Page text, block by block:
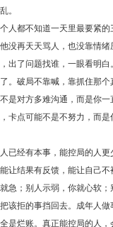
。
都不知道一天里最要紧
没再天天骂人，也没靠情
出了问题找谁，一眼看明
。破局不靠喊，靠抓住那
对方多难沟通，而是你
卡点可能不是不努力，而
经有本事，能控局的人
让结果有反馈，能让自己
急；别人示弱，你就心软
拒的事挡回去。成年人
是烂账。真正能控局的人